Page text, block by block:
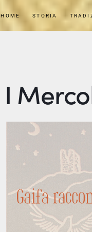
HOME STORIA
I